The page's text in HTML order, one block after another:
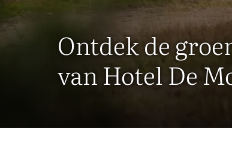
Ontdek de
van Hotel De